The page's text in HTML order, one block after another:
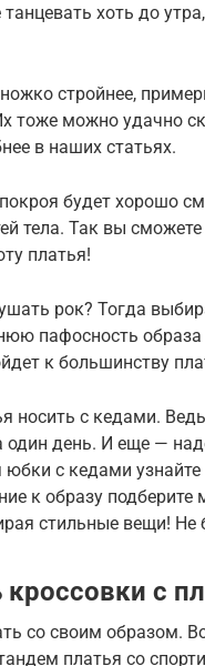
хоть до
стройнее,
тоже можно удачно
в наших статьях.
будет хорошо
тела. Так вы
платья!
рок? Тогда
пафосность
к большинству
носить с кедами.
один день. И еще —
с кедами
к образу
стильные вещи!
с
со своим образом.
платья со